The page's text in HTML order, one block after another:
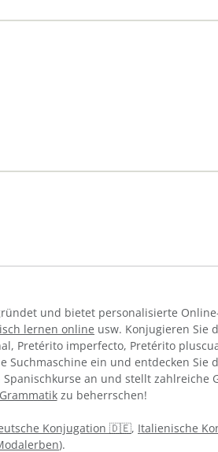
und bietet personalisierte
lernen online usw. Konjugieren Sie
Pretérito imperfecto, Pretérito
Suchmaschine ein und entdecken Sie
an und stellt zahlreiche
zu beherrschen!
Konjugation 🇩🇪, Italienische
).